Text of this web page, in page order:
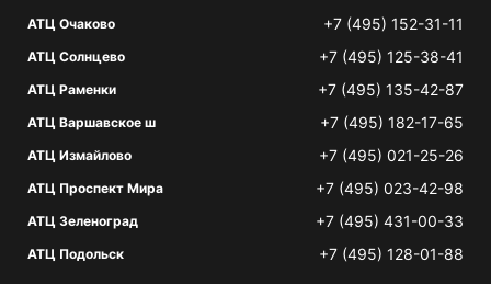
АТЦ Очаково +7 (495) 152-31-11
АТЦ Солнцево +7 (495) 125-38-41
АТЦ Раменки +7 (495) 135-42-87
АТЦ Варшавское ш +7 (495) 182-17-65
АТЦ Измайлово +7 (495) 021-25-26
АТЦ Проспект Мира +7 (495) 023-42-98
АТЦ Зеленоград +7 (495) 431-00-33
АТЦ Подольск +7 (495) 128-01-88